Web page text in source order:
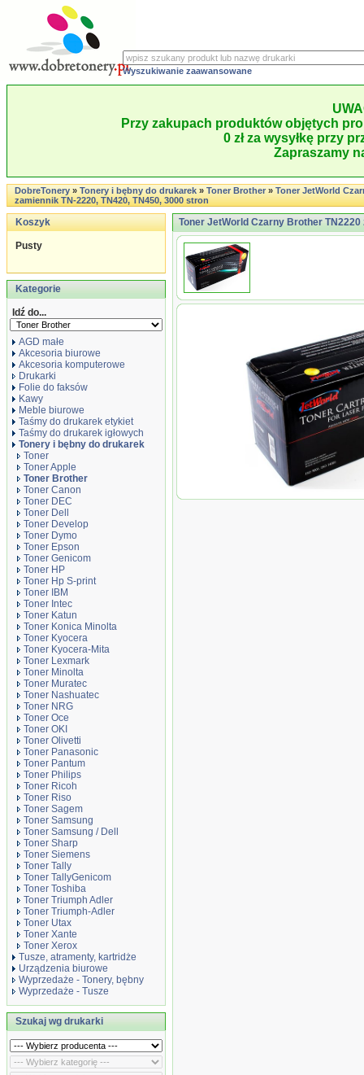
Wyszukiwanie zaawansowane
Przy zakupach produktów objętych
0 zł za wysyłkę przy
Zapraszamy
DobreTonery»Tonery i bębny do drukarek»Toner Brother»Toner JetWorld
zamiennik TN-2220, TN420, TN450, 3000 stron
Koszyk
Pusty
Kategorie
Idź do...
AGD małe
Akcesoria biurowe
Akcesoria komputerowe
Drukarki
Folie do faksów
Kawy
Meble biurowe
Taśmy do drukarek etykiet
Taśmy do drukarek igłowych
Tonery i bębny do drukarek
Toner
Toner Apple
Toner Brother
Toner Canon
Toner DEC
Toner Dell
Toner Develop
Toner Dymo
Toner Epson
Toner Genicom
Toner HP
Toner Hp S-print
Toner IBM
Toner Intec
Toner Katun
Toner Konica Minolta
Toner Kyocera
Toner Kyocera-Mita
Toner Lexmark
Toner Minolta
Toner Muratec
Toner Nashuatec
Toner NRG
Toner Oce
Toner OKI
Toner Olivetti
Toner Panasonic
Toner Pantum
Toner Philips
Toner Ricoh
Toner Riso
Toner Sagem
Toner Samsung
Toner Samsung / Dell
Toner Sharp
Toner Siemens
Toner Tally
Toner TallyGenicom
Toner Toshiba
Toner Triumph Adler
Toner Triumph-Adler
Toner Utax
Toner Xante
Toner Xerox
Tusze, atramenty, kartridże
Urządzenia biurowe
Wyprzedaże - Tonery, bębny
Wyprzedaże - Tusze
Szukaj wg drukarki
Toner JetWorld Czarny Brother
Toner JetWorld Czarny